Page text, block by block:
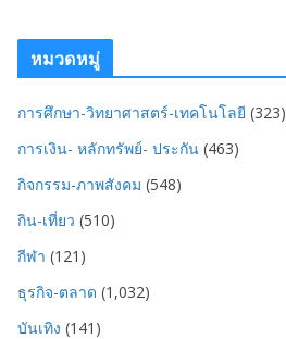
หมวดหมู่
การศึกษา-วิทยาศาสตร์-เทคโนโลยี (323)
การเงิน- หลักทรัพย์- ประกัน (463)
กิจกรรม-ภาพสังคม (548)
กิน-เที่ยว (510)
กีฬา (121)
ธุรกิจ-ตลาด (1,032)
บันเทิง (141)